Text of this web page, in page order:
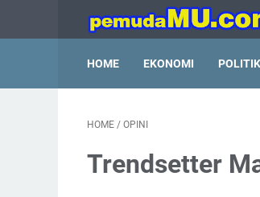
HOME EKONOMI POLITIK
HOME / OPINI
Trendsetter